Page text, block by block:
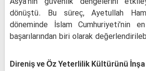
dönüştü. Bu süreç, Ayetullah
döneminde İslam Cumhuriyeti'nin
başarılarından biri olarak
Direniş ve Öz Yeterlilik Kültürünü